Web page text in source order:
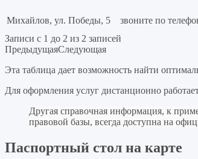
Михайлов, ул. Победы, 5
звоните по
Записи с 1 до 2 из 2 записей
ПредыдущаяСледующая
Эта таблица дает возможность найти
Для оформления услуг дистанционно
Другая справочная информация, к
правовой базы, всегда доступна на
Паспортный стол на карте